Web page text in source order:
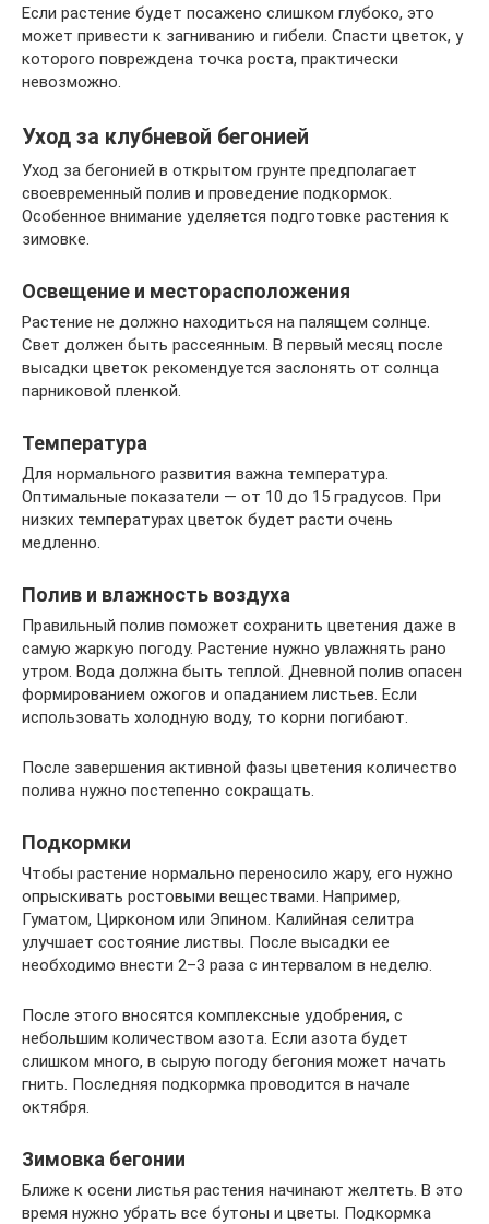
Если растение будет посажено слишком глубоко, это
может привести к загниванию и гибели. Спасти цветок, у
которого повреждена точка роста, практически
невозможно.
Уход за клубневой бегонией
Уход за бегонией в открытом грунте предполагает
своевременный полив и проведение подкормок.
Особенное внимание уделяется подготовке растения к
зимовке.
Освещение и месторасположения
Растение не должно находиться на палящем солнце.
Свет должен быть рассеянным. В первый месяц после
высадки цветок рекомендуется заслонять от солнца
парниковой пленкой.
Температура
Для нормального развития важна температура.
Оптимальные показатели — от 10 до 15 градусов. При
низких температурах цветок будет расти очень
медленно.
Полив и влажность воздуха
Правильный полив поможет сохранить цветения даже в
самую жаркую погоду. Растение нужно увлажнять рано
утром. Вода должна быть теплой. Дневной полив опасен
формированием ожогов и опаданием листьев. Если
использовать холодную воду, то корни погибают.
После завершения активной фазы цветения количество
полива нужно постепенно сокращать.
Подкормки
Чтобы растение нормально переносило жару, его нужно
опрыскивать ростовыми веществами. Например,
Гуматом, Цирконом или Эпином. Калийная селитра
улучшает состояние листвы. После высадки ее
необходимо внести 2–3 раза с интервалом в неделю.
После этого вносятся комплексные удобрения, с
небольшим количеством азота. Если азота будет
слишком много, в сырую погоду бегония может начать
гнить. Последняя подкормка проводится в начале
октября.
Зимовка бегонии
Ближе к осени листья растения начинают желтеть. В это
время нужно убрать все бутоны и цветы. Подкормка